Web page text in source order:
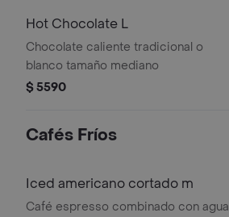
Hot Chocolate L
Chocolate caliente tradicional o
blanco tamaño mediano
$ 5590
Cafés Fríos
Iced americano cortado m
Café espresso combinado con agua